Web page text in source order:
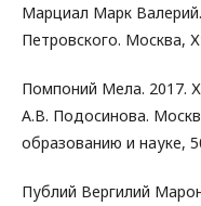
Марциал Марк
Петровского. Москва,
Помпоний Мела. 2017.
А.В. Подосинова.
образованию и науке,
Публий Вергилий